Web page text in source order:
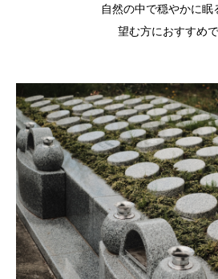
自然の中で穏やかに眠
望む方におすすめで